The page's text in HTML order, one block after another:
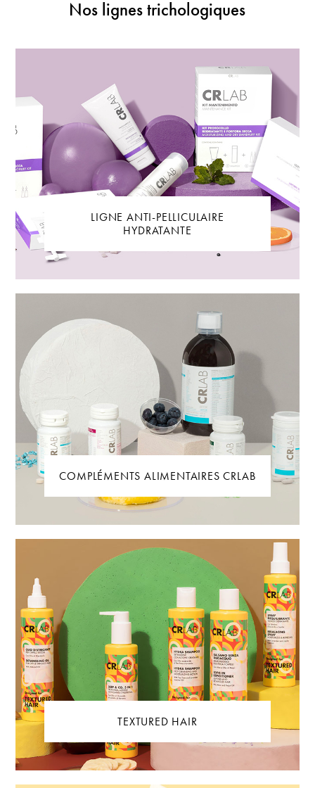
Nos lignes trichologiques
LIGNE ANTI-PELLICULAIRE
HYDRATANTE
COMPLÉMENTS ALIMENTAIRES CRLAB
TEXTURED HAIR